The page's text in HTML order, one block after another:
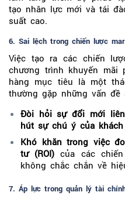
tạo nhân lực mới và tái
suất cao.
6. Sai lệch trong chiến lược
Việc tạo ra các chiến
chương trình khuyến
hàng mục tiêu là một
thường gặp những vấn đề
Đòi hỏi sự đổi mới
hút sự chú ý của khách
Khó khăn trong việc
tư (ROI) của các
không chắc chắn về
7. Áp lực trong quản lý tài